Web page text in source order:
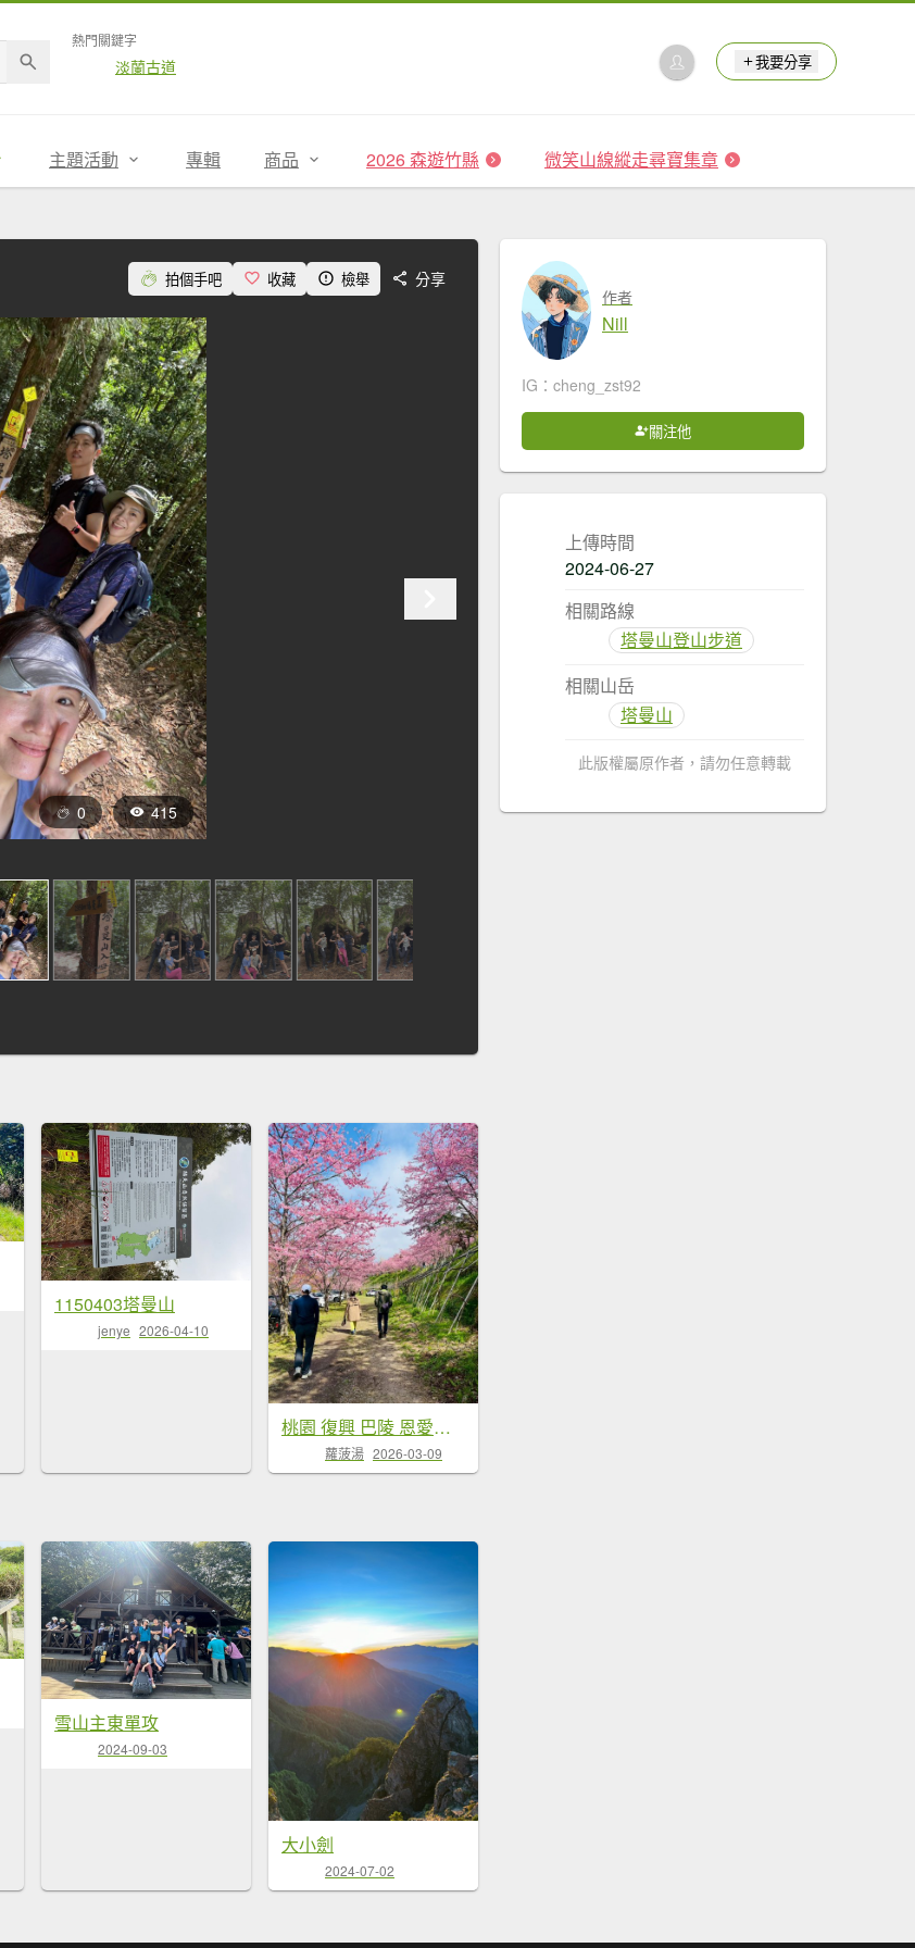
熱門關鍵字
淡蘭古道 我要分享
主題活動 專輯 商品 2026 森遊竹縣 微笑山線縱走尋寶集章
拍個手吧 收藏 檢舉 分享
0 415
1150403塔曼山
jenye 2026-04-10
桃園 復興 巴陵 恩愛農場
蘿菠湯 2026-03-09
雪山主東單攻
2024-09-03
大小劍
2024-07-02
作者
Nill
IG：cheng_zst92
關注他
上傳時間
2024-06-27
相關路線
塔曼山登山步道
相關山岳
塔曼山
此版權屬原作者，請勿任意轉載